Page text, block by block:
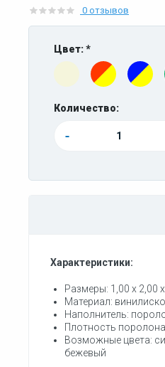
0 отзывов
Цвет: *
Количество:
-
Характеристики:
Размеры: 1,00 х 2,00
Материал:
Наполнитель:
Плотность
Возможные цвета:
бежевый